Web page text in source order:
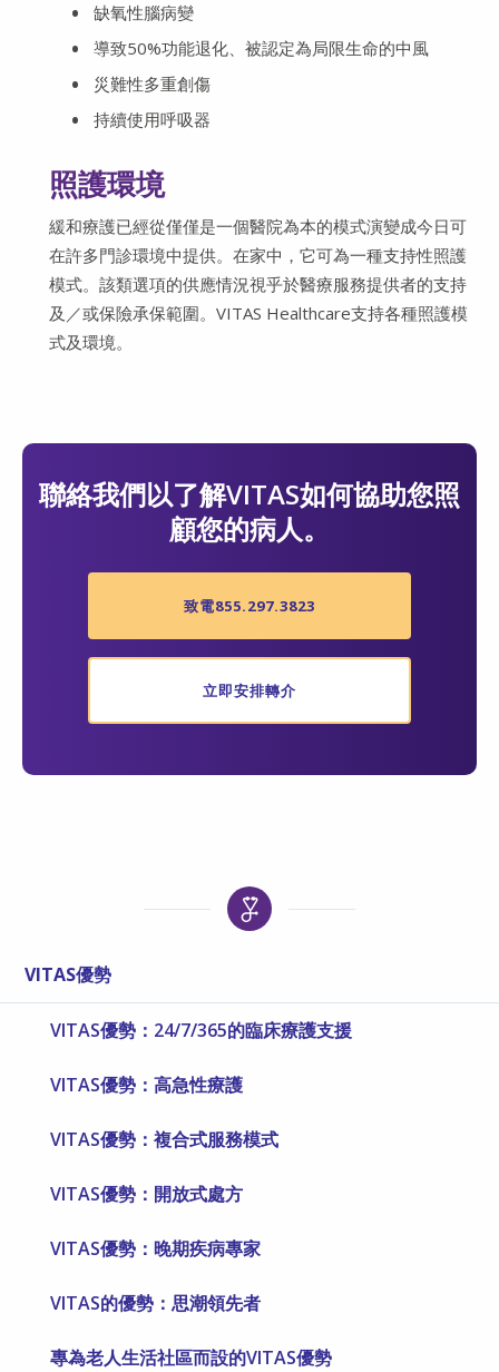
缺氧性腦病變
導致50%功能退化、被認定為局限生命的中風
災難性多重創傷
持續使用呼吸器
照護環境
緩和療護已經從僅僅是一個醫院為本的模式演變成今日可
在許多門診環境中提供。在家中，它可為一種支持性照護
模式。該類選項的供應情況視乎於醫療服務提供者的支持
及／或保險承保範圍。VITAS Healthcare支持各種照護模
式及環境。
聯絡我們以了解VITAS如何協助您照
顧您的病人。
致電855.297.3823
立即安排轉介
VITAS優勢
VITAS優勢：24/7/365的臨床療護支援
VITAS優勢：高急性療護
VITAS優勢：複合式服務模式
VITAS優勢：開放式處方
VITAS優勢：晚期疾病專家
VITAS的優勢：思潮領先者
專為老人生活社區而設的VITAS優勢